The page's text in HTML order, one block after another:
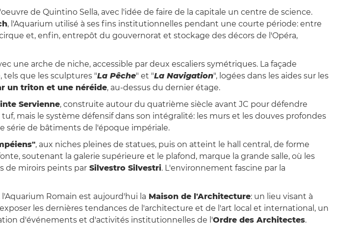
de Quintino Sella, avec l'idée de faire de la capitale un centre de science.
, l'Aquarium utilisé à ses fins institutionnelles pendant une courte période: entre
et, enfin, entrepôt du gouvernorat et stockage des décors de l'Opéra,
une arche de niche, accessible par deux escaliers symétriques. La façade
que les sculptures "La Pêche" et "La Navigation", logées dans les aides sur les
un triton et une néréide, au-dessus du dernier étage.
Servienne, construite autour du quatrième siècle avant JC pour défendre
mais le système défensif dans son intégralité: les murs et les douves profondes
série de bâtiments de l'époque impériale.
, aux niches pleines de statues, puis on atteint le hall central, de forme
soutenant la galerie supérieure et le plafond, marque la grande salle, où les
de miroirs peints parSilvestro Silvestri. L'environnement fascine par la
Romain est aujourd'hui la Maison de l'Architecture: un lieu visant à
les dernières tendances de l'architecture et de l'art local et international, un
d'événements et d'activités institutionnelles de l'Ordre des Architectes.